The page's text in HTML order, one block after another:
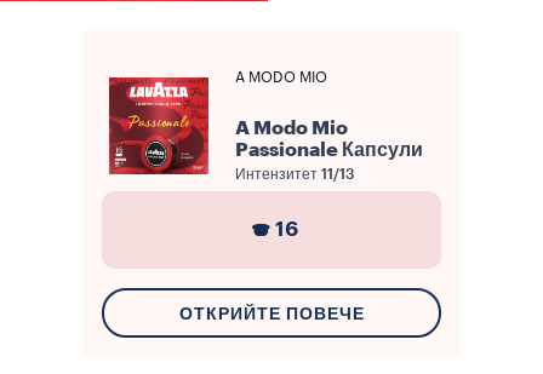
A MODO MIO
A Modo Mio
Passionale Капсули
Интензитет 11/13
16
ОТКРИЙТЕ ПОВЕЧЕ